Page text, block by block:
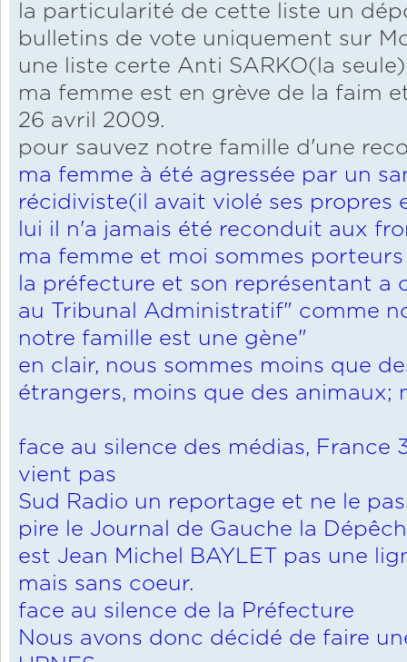
la particularité de cette liste un
bulletins de vote uniquement sur
une liste certe Anti SARKO(la seule)
ma femme est en grève de la faim
26 avril 2009.
pour sauvez notre famille d'une
ma femme à été agressée par un
récidiviste(il avait violé ses propres
lui il n'a jamais été reconduit aux
ma femme et moi sommes porteurs
la préfecture et son représentant a
au Tribunal Administratif" comme
notre famille est une gène"
en clair, nous sommes moins que
étrangers, moins que des animaux;
face au silence des médias, France
vient pas
Sud Radio un reportage et ne le
pire le Journal de Gauche la
est Jean Michel BAYLET pas une
mais sans coeur.
face au silence de la Préfecture
Nous avons donc décidé de faire